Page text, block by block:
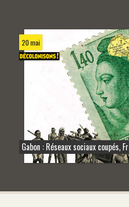
20 mai
Gabon : Réseaux sociaux coupés,